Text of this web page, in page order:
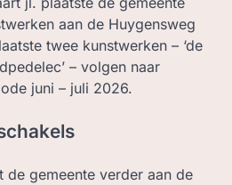
aan de Huygensweg
twee kunstwerken – ‘de
– volgen naar
juni – juli 2026.
de gemeente verder aan de